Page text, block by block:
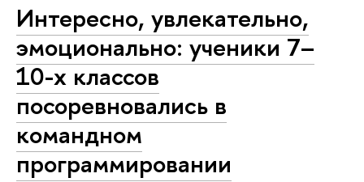
Интересно, увлекательно,
эмоционально: ученики 7–
10-х классов
посоревновались в
командном
программировании